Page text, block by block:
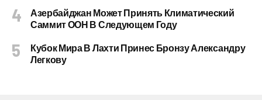
Азербайджан Может Принять Климатический
Саммит ООН В Следующем Году
Кубок Мира В Лахти Принес Бронзу Александру
Легкову